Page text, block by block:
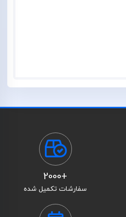
+2000
سفارشات تکمیل شده